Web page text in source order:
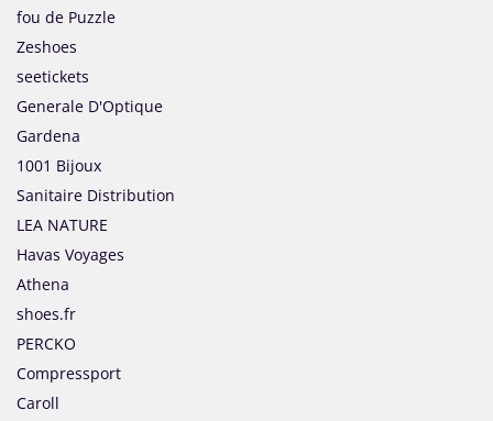
fou de Puzzle
Zeshoes
seetickets
Generale D'Optique
Gardena
1001 Bijoux
Sanitaire Distribution
LEA NATURE
Havas Voyages
Athena
shoes.fr
PERCKO
Compressport
Caroll